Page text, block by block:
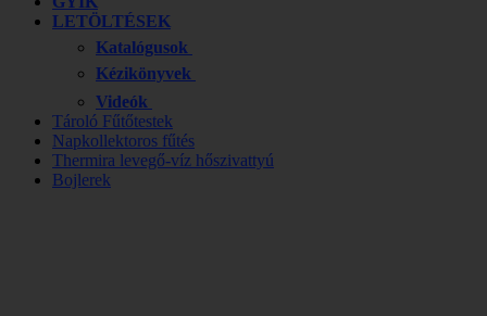
LETÖLTÉSEK
Katalógusok
Kézikönyvek
Videók
Tároló Fűtőtestek
Napkollektoros fűtés
Thermira levegő-víz hőszivattyú
Bojlerek